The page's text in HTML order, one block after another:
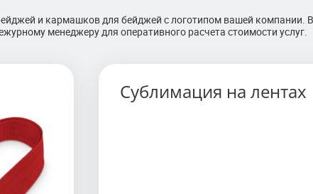
и кармашков для бейджей с логотипом вашей компании.
менеджеру для оперативного расчета стоимости услуг.
Сублимация на лентах
переноса
цвета
ленты,